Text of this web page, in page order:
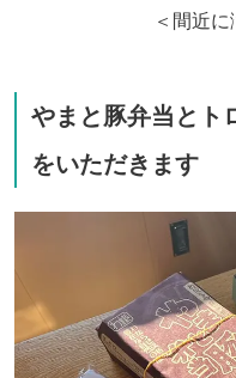
＜間近
やまと豚弁当とト
をいただきます